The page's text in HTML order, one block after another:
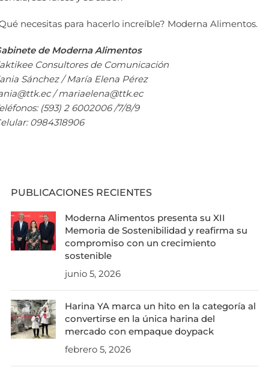
necesitas para hacerlo increíble? Moderna Alimentos.
de Moderna Alimentos
Consultores de Comunicación
Sánchez / María Elena Pérez
/ mariaelena@ttk.ec
(593) 2 6002006 /7/8/9
0984318906
PUBLICACIONES RECIENTES
Moderna Alimentos presenta su XII
Memoria de Sostenibilidad y reafirma su
compromiso con un crecimiento
sostenible
junio 5, 2026
Harina YA marca un hito en la categoría al
convertirse en la única harina del
mercado con empaque doypack
febrero 5, 2026